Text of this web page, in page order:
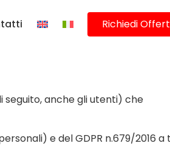
Richiedi
seguito, anche gli utenti) che
e del GDPR n.679/2016